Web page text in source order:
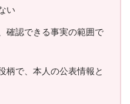
い
確認できる事実の範囲で
柄で、本人の公表情報と